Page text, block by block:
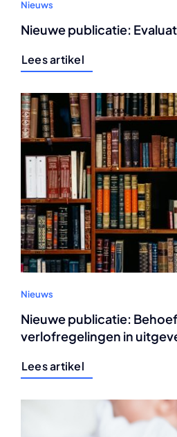
Nieuws
Nieuwe publicatie:
Lees artikel
Nieuws
Nieuwe publicatie:
verlofregelingen in
Lees artikel